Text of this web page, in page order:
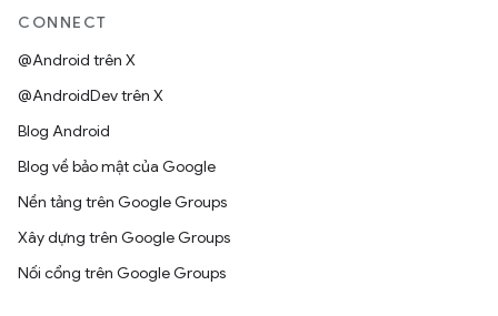
CONNECT
@Android trên X
@AndroidDev trên X
Blog Android
Blog về bảo mật của Google
Nền tảng trên Google Groups
Xây dựng trên Google Groups
Nối cổng trên Google Groups